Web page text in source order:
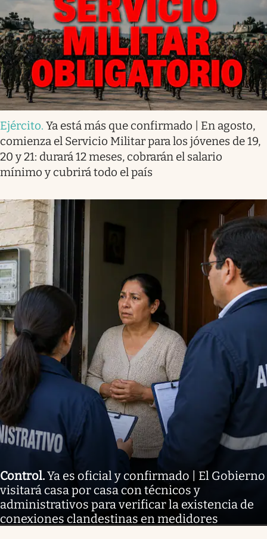
Ejército. Ya está más que confirmado | En agosto,
comienza el Servicio Militar para los jóvenes de 19,
20 y 21: durará 12 meses, cobrarán el salario
mínimo y cubrirá todo el país
Control.Ya es oficial y confirmado | El Gobierno
visitará casa por casa con técnicos y
administrativos para verificar la existencia de
conexiones clandestinas en medidores